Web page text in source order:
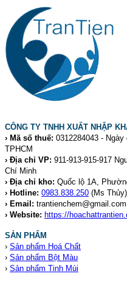
CÔNG TY TNHH XUẤT NHẬP
› Mã số thuế: 0312284043 -
TPHCM
› Địa chỉ VP: 911-913-915-917
Chí Minh
› Địa chỉ kho: Quốc lộ 1A,
› Hotline: 0983.838.250 (Ms
› Email: trantienchem@gmail.com
› Website: https://
SẢN PHẨM
› Sản phẩm Hoá Chất
› Sản phẩm Bột Màu
› Sản phẩm Tinh Mùi